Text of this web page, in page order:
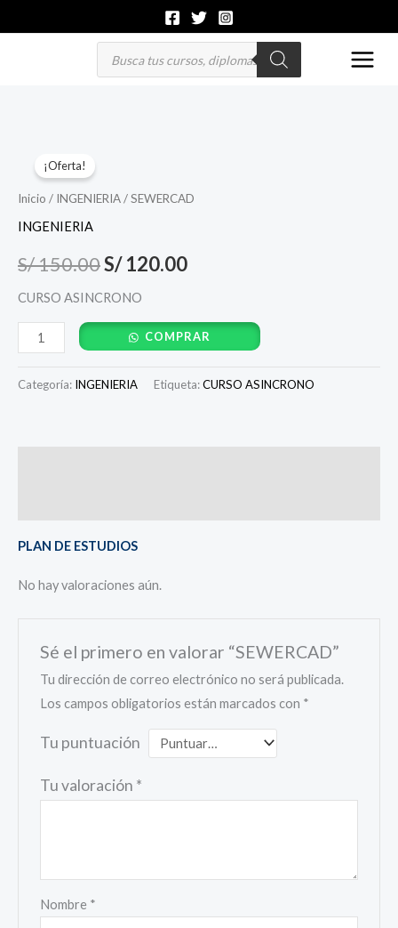
al
Búsqueda
productos
¡Oferta!
Inicio / INGENIERIA/ SEWERCAD
INGENIERIA
S/150.00
precio
era:
S/ 150.00.
S/120.00
precio
es:
CURSO ASINCRONO
cantidad
COMPRAR
Categoría: INGENIERIA Etiqueta:CURSO ASINCRONO
PLAN DE ESTUDIOS
No hay valoraciones aún.
Sé el primero en valorar “SEWERCAD”
Tu dirección de correo electrónico no será publicada.
Los campos obligatorios están marcados con *
Tu puntuación
Tu valoración *
Nombre *